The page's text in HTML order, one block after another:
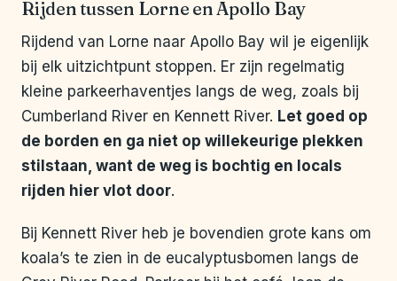
Rijden tussen Lorne en Apollo Bay
Rijdend van Lorne naar Apollo Bay wil je eigenlijk
bij elk uitzichtpunt stoppen. Er zijn regelmatig
kleine parkeerhaventjes langs de weg, zoals bij
Cumberland River en Kennett River. Let goed op
de borden en ga niet op willekeurige plekken
stilstaan, want de weg is bochtig en locals
rijden hier vlot door.
Bij Kennett River heb je bovendien grote kans om
koala’s te zien in de eucalyptusbomen langs de